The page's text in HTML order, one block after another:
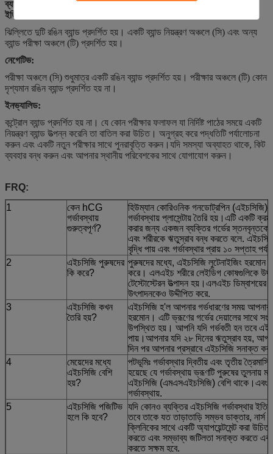
ব্যাখ্যা
ইতিবাচক:
ঝিল্লিতে দুটি রঙিন ব্যান্ড প্রদর্শিত হয়। একটি ব্যান্ড নিয়ন্ত্রণ অঞ্চলে (সি) এবং অন্য
ব্যান্ড পরীক্ষা অঞ্চলে (টি) প্রদর্শিত হয়।
নেগেটিভ:
পরীক্ষা অঞ্চলে (সি) শুধুমাত্র একটি রঙিন ব্যান্ড প্রদর্শিত হয়। পরীক্ষার অঞ্চলে (টি) কোন
দৃশ্যমান রঙিন ব্যান্ড প্রদর্শিত হয় না।
ইনভ্যালিড:
কন্ট্রোল ব্যান্ড প্রদর্শিত হয় না। যে কোন পরীক্ষার ফলাফল যা নির্দিষ্ট পাঠের সময়ে একটি
নিয়ন্ত্রণ ব্যান্ড উত্পন্ন করেনি তা বাতিল করা উচিত। অনুগ্রহ করে পদ্ধতিটি পর্যালোচনা
করুন এবং একটি নতুন পরীক্ষার সাথে পুনরাবৃত্তি করুন।যদি সমস্যা অব্যাহত থাকে, কিট
ব্যবহার বন্ধ করুন এবং আপনার স্থানীয় পরিবেশকের সাথে যোগাযোগ করুন।
FRQ:
1
কেন hCG
গর্ভাবস্থায়
গুরুত্বপূর্ণ?
হিউম্যান কোরিওনিক গনডোট্রপিন (এইচসিজি)
গর্ভাবস্থায় প্লাসেন্টায় তৈরি হয়।এটি একটি
করার জন্য একজন ব্যক্তির গর্ভের স্তনবৃন্তকে
এবং শরীরকে ঋতুস্রাব বন্ধ করতে বলে.
বৃদ্ধি পায় এবং গর্ভাবস্থার প্রায় ১০ সপ্তাহ
2
এইচসিজি পুরুষদের
কি করে?
পুরুষদের মধ্যে, এইচসিজি লুটেনাইজিং
করে। এলএইচ শরীরে লেইডিগ কোষগুলিকে
টেস্টোস্টেরন উত্পাদন হয়।এলএইচ ডিম্বাশয়ের
উৎপাদনকেও উদ্দীপিত করে.
3
এইচসিজি কখন
তৈরি হয়?
এইচসিজি হ'ল আপনার গর্ভধারণের সময় আপনার
হরমোন। এটি ভ্রূণের গর্ভের দেয়ালের সাথে
উপস্থিত হয়। আপনি যদি গর্ভবতী হন তবে এই
পায়।আপনার যদি ২৮ দিনের ঋতুস্রাব হয়,
দিন পর আপনার প্রস্রাবে এইচসিজি সনাক্ত
4
মেয়েদের মধ্যে
এইচসিজি বেশি
হয়?
পটভূমিঃ গর্ভাবস্থার দ্বিতীয় এবং তৃতীয়
হয়েছে যে গর্ভাবস্থায় ভ্রূণটি পুরুষের তুলনায়
এইচসিজি (এমএসএইচসিজি) বেশি থাকে।এবং
গর্ভাবস্থায়.
5
এইচসিজি পজিটিভ
হলে কি হবে?
যদি কোনও ব্যক্তির এইচসিজি গর্ভাবস্থার
তবে তাকে যত তাড়াতাড়ি সম্ভব ডাক্তার, নার্স বা
ক্লিনিকের সাথে একটি অ্যাপয়েন্টমেন্ট করা
করতে এবং সম্ভাব্য জটিলতা সনাক্ত করতে
করতে সক্ষম হবে.